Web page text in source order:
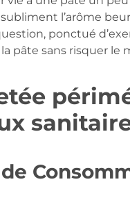
l’arôme
ponctué
pâte sans risquer le